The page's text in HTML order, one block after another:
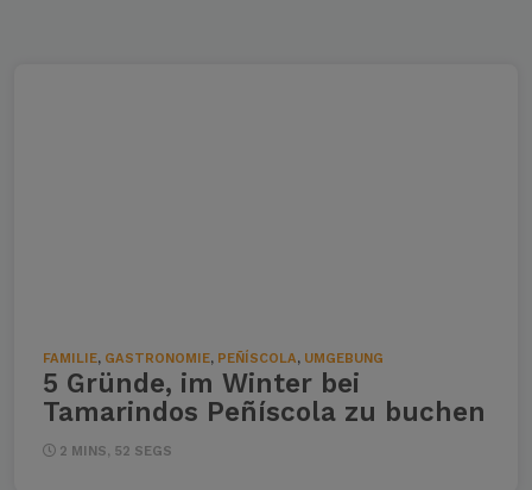
FAMILIE, GASTRONOMIE, PEÑÍSCOLA, UMGEBUNG
5 Gründe, im Winter bei
Tamarindos Peñíscola zu buchen
2 MINS, 52 SEGS